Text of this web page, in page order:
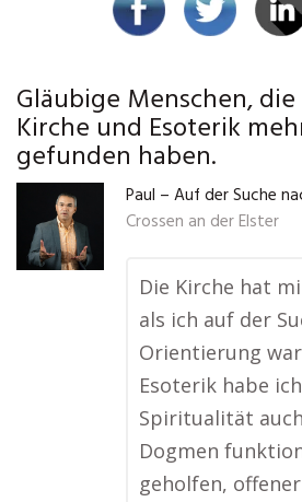
Gläubige Menschen,
Kirche und Esoterik
gefunden haben.
Paul – Auf der Suche
Crossen an der Elster
Die Kirche hat
als ich auf der
Orientierung
Esoterik habe
Spiritualität
Dogmen
geholfen,